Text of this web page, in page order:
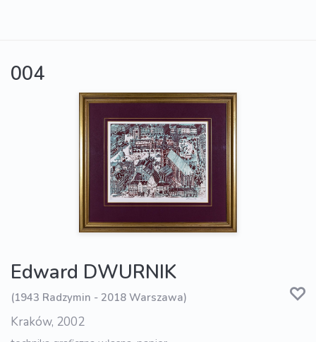
004
Edward DWURNIK
(1943 Radzymin - 2018 Warszawa)
Kraków, 2002